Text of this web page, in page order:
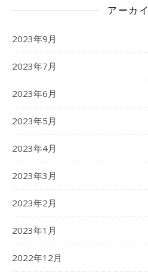
アーカ
2023年9月
2023年7月
2023年6月
2023年5月
2023年4月
2023年3月
2023年2月
2023年1月
2022年12月